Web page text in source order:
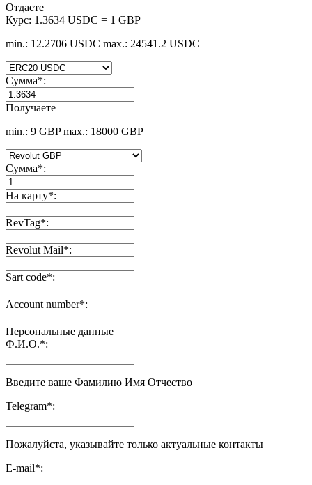
Отдаете
Курс: 1.3634 USDC = 1 GBP
min.: 12.2706 USDC max.: 24541.2 USDC
Сумма*:
Получаете
min.: 9 GBP max.: 18000 GBP
Сумма*:
На карту*:
RevTag*:
Revolut Mail*:
Sart code*:
Account number*:
Персональные данные
Ф.И.О.*:
Введите ваше Фамилию Имя Отчество
Telegram*:
Пожалуйста, указывайте только актуальные контакты
E-mail*: